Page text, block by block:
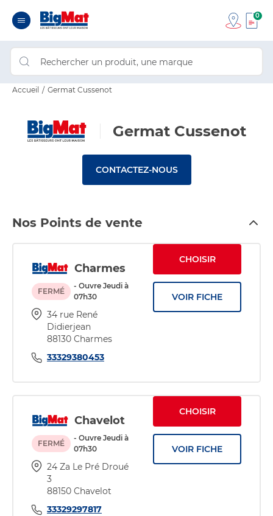
0
Accueil Germat Cussenot
Germat Cussenot
CONTACTEZ-NOUS
Nos Points de vente
Charmes
FERMÉ
- Ouvre Jeudi à
07h30
34 rue René
Didierjean
88130 Charmes
33329380453
CHOISIR
VOIR FICHE
Chavelot
FERMÉ
- Ouvre Jeudi à
07h30
24 Za Le Pré Droué
3
88150 Chavelot
33329297817
CHOISIR
VOIR FICHE